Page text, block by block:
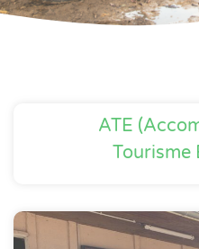
ATE
Tourisme